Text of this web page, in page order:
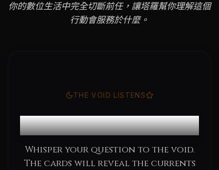
你的數位生活中完全切斷前任，讓塔羅幫你理解這個
行動會服務於什麼。
THE VOID LISTENS
Consult the Oracle
Whisper your question to the void.
The cards will reveal the currents